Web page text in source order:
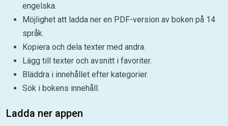
engelska.
Möjlighet att ladda ner en PDF-version av boken på 14
språk.
Kopiera och dela texter med andra.
Lägg till texter och avsnitt i favoriter.
Bläddra i innehållet efter kategorier.
Sök i bokens innehåll.
Ladda ner appen